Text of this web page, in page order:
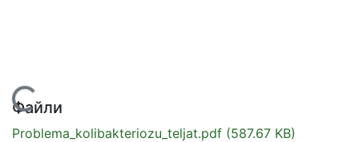
Файли
Problema_kolibakteriozu_teljat.pdf (587.67 KB)